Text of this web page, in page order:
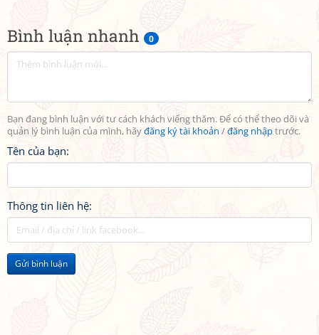
Bình luận nhanh 0
Bạn đang bình luận với tư cách khách viếng thăm. Để có thể theo dõi và
quản lý bình luận của mình, hãyđăng ký tài khoản /đăng nhậptrước.
Tên của bạn:
Thông tin liên hệ:
Gửi bình luận